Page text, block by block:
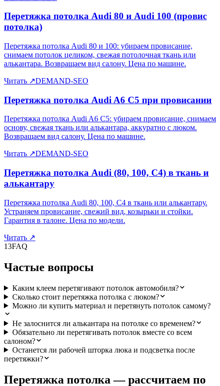
Перетяжка потолка Audi 80 и Audi 100 (провис
потолка)
Перетяжка потолка Audi 80 и 100: убираем провисание,
снимаем потолок целиком, свежая потолочная ткань или
алькантара. Возвращаем вид салону. Цена по машине.
Читать ↗DEMAND-SEO
Перетяжка потолка Audi A6 C5 при провисании
Перетяжка потолка Audi A6 C5: убираем провисание, снимаем
основу, свежая ткань или алькантара, аккуратно с люком.
Возвращаем вид салону. Цена по машине.
Читать ↗DEMAND-SEO
Перетяжка потолка Audi (80, 100, C4) в ткань и
алькантару
Перетяжка потолка Audi 80, 100, C4 в ткань или алькантару.
Устраняем провисание, свежий вид, козырьки и стойки.
Гарантия в талоне. Цена по модели.
Читать ↗
13FAQ
Частые вопросы
Каким клеем перетягивают потолок автомобиля?
Сколько стоит перетяжка потолка с люком?
Можно ли купить материал и перетянуть потолок самому?
Не залоснится ли алькантара на потолке со временем?
Обязательно ли перетягивать потолок вместе со всем
салоном?
Останется ли рабочей шторка люка и подсветка после
перетяжки?
Перетяжка потолка — рассчитаем по